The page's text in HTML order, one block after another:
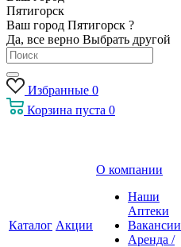
Пятигорск
Ваш город Пятигорск ?
Да, все верно Выбрать другой
Избранные 0
Корзина пуста 0
Каталог Акции
О компании
Наши
Аптеки
Вакансии
Аренда /